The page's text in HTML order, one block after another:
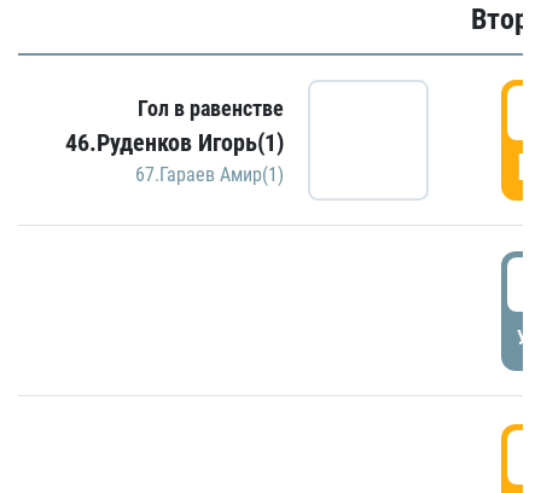
Гол в равенстве
46.Руденков Игорь(1)
67.Гараев Амир(1)